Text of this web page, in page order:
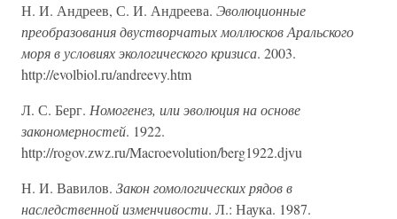
Н. И. Андреев, С. И. Андреева. Эволюционные
преобразования двустворчатых моллюсков Аральского
моря в условиях экологического кризиса. 2003.
http://evolbiol.ru/andreevy.htm
Л. С. Берг. Номогенез, или эволюция на основе
закономерностей. 1922.
http://rogov.zwz.ru/Macroevolution/berg1922.djvu
Н. И. Вавилов. Закон гомологических рядов в
наследственной изменчивости. Л.: Наука. 1987.